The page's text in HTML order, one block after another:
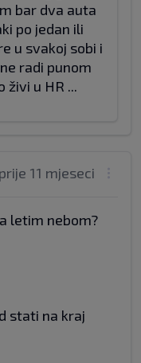
bar dva auta
po jedan ili
u svakoj sobi i
radi punom
u HR ...
prije 11 mjeseci
letim nebom?
stati na kraj